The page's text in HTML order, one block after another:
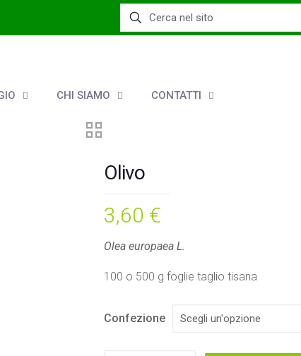
CHI SIAMO CONTATTI
Olivo
3,60 €
Olea europaea L.
100 o 500 g foglie taglio tisana
Confezione